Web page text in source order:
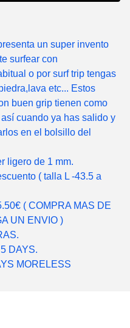
un super invento
surfear con
o por surf trip tengas
etc... Estos
buen grip tienen como
cuando ya has salido y
en el bolsillo del
ligero de 1 mm.
( talla L -43.5 a
( COMPRA MAS DE
UN ENVIO )
DAYS.
MORELESS